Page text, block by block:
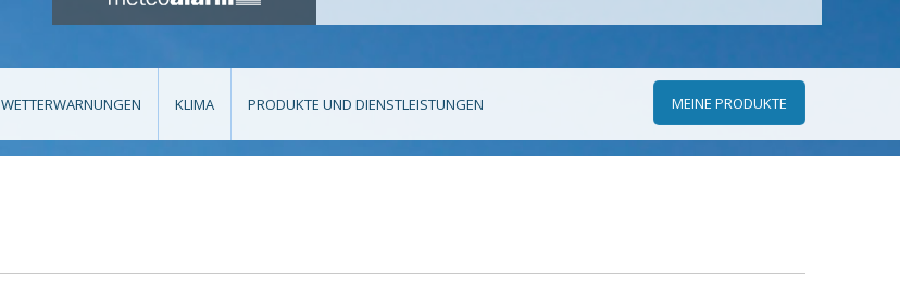
WETTERWARNUNGEN KLIMA PRODUKTE UND DIENSTLEISTUNGEN MEINE PRODUKTE